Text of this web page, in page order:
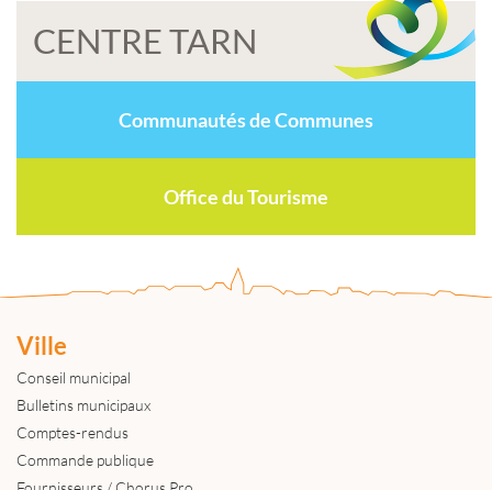
CENTRE TARN
Communautés de Communes
Office du Tourisme
Ville
Conseil municipal
Bulletins municipaux
Comptes-rendus
Commande publique